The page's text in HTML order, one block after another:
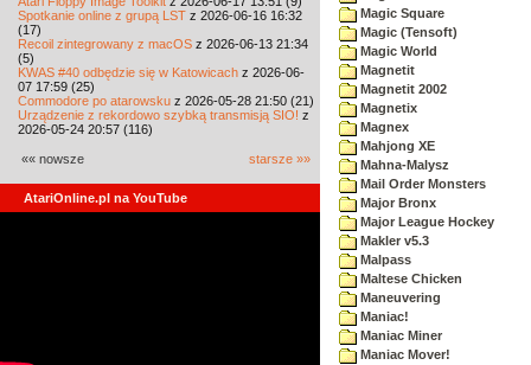
Spotkanie online z grupą LST z 2026-06-16 16:32
(17)
Recoil zintegrowany z macOS z 2026-06-13 21:34
(5)
KWAS #40 odbędzie się w Katowicach z 2026-06-
07 17:59 (25)
Commodore po atarowsku z 2026-05-28 21:50 (21)
Urządzenie z rekordowo szybką transmisją SIO! z
2026-05-24 20:57 (116)
«« nowsze starsze »»
AtariOnline.pl na YouTube
Magic Square
Magic (Tensoft)
Magic World
Magnetit
Magnetit 2002
Magnetix
Magnex
Mahjong XE
Mahna-Malysz
Mail Order Monsters
Major Bronx
Major League Hockey
Makler v5.3
Malpass
Maltese Chicken
Maneuvering
Maniac!
Maniac Miner
Maniac Mover!